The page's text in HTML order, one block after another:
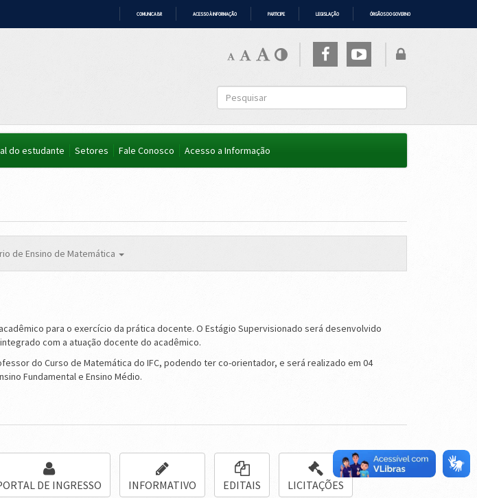
COMUNICA BR ACESSO À INFORMAÇÃO PARTICIPE LEGISLAÇÃO ÓRGÃOS DO GOVERNO
do estudante Setores Fale Conosco Acesso a Informação
de Ensino de Matemática
para o exercício da prática docente. O Estágio Supervisionado será desenvolvido
com a atuação docente do acadêmico.
do Curso de Matemática do IFC, podendo ter co-orientador, e será realizado em 04
Fundamental e Ensino Médio.
DE INGRESSO INFORMATIVO EDITAIS LICITAÇÕES